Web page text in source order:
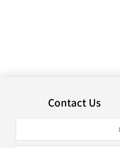
Contact Us